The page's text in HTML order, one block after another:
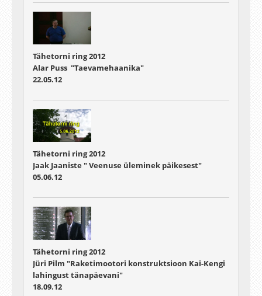
Tähetorni ring 2012
Alar Puss "Taevamehaanika"
22.05.12
Tähetorni ring 2012
Jaak Jaaniste " Veenuse üleminek päikesest"
05.06.12
Tähetorni ring 2012
Jüri Pilm "Raketimootori konstruktsioon Kai-Kengi
lahingust tänapäevani"
18.09.12